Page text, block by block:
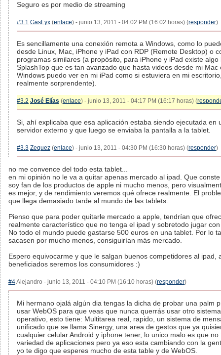
Seguro es por medio de streaming
#3.1 GasLyx (enlace) - junio 13, 2011 - 04:02 PM (16:02 horas) (responder)
Es sencillamente una conexión remota a Windows, como lo
desde Linux, Mac, iPhone y iPad con RDP (Remote Desktop) o
programas similares (a propósito, para iPhone y iPad existe algo
SplashTop que es tan avanzado que hasta videos desde mi Mac
Windows puedo ver en mi iPad como si estuviera en mi
realmente sorprendente).
#3.2 José Elías (enlace) - junio 13, 2011 - 04:17 PM (16:17 horas) (
Si, ahí explicaba que esa aplicación estaba siendo ejecutada en
servidor externo y que luego se enviaba la pantalla a la tablet.
#3.3 Zequez (enlace) - junio 13, 2011 - 04:30 PM (16:30 horas) (responder)
no me convence del todo esta tablet...
en mi opinión no le va a quitar apenas mercado al ipad. Que
soy fan de los productos de apple ni mucho menos, pero
es mejor, y de rendimiento veremos qué ofrece realmente. El
que llega demasiado tarde al mundo de las tablets.
Pienso que para poder quitarle mercado a apple, tendrían que
realmente característico que no tenga el ipad y sobretodo jugar
No todo el mundo puede gastarse 500 euros en una tablet. Por lo
sacasen por mucho menos, consiguirían más mercado.
Espero equivocarme y que le salgan buenos competidores al ipad,
beneficiados seremos los consumidores :)
#4Alejandro - junio 13, 2011 - 04:10 PM (16:10 horas) (responder)
Mi hermano ojalá algún dia tengas la dicha de probar una palm
usar WebOS para que veas que nunca querrás usar otro sistema
operativo, esto tiene: Multitarea real, rapido, un sistema de
unificado que se llama Sinergy, una area de gestos que ya
cualquier celular Android y iphone tener, lo unico malo es que no
variedad de aplicaciones pero ya eso esta cambiando con la
yo te digo que esperes mucho de esta table y de WebOS.